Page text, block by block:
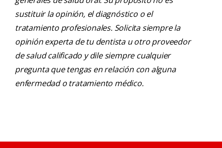
sustituir la opinión, el diagnóstico o el
tratamiento profesionales. Solicita siempre la
opinión experta de tu dentista u otro proveedor
de salud calificado y dile siempre cualquier
pregunta que tengas en relación con alguna
enfermedad o tratamiento médico.